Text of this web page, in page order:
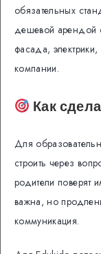
обязательных
дешевой арендой
фасада,
компании.
Как
Для
строить через
родители поверят
важна, но
коммуникация.